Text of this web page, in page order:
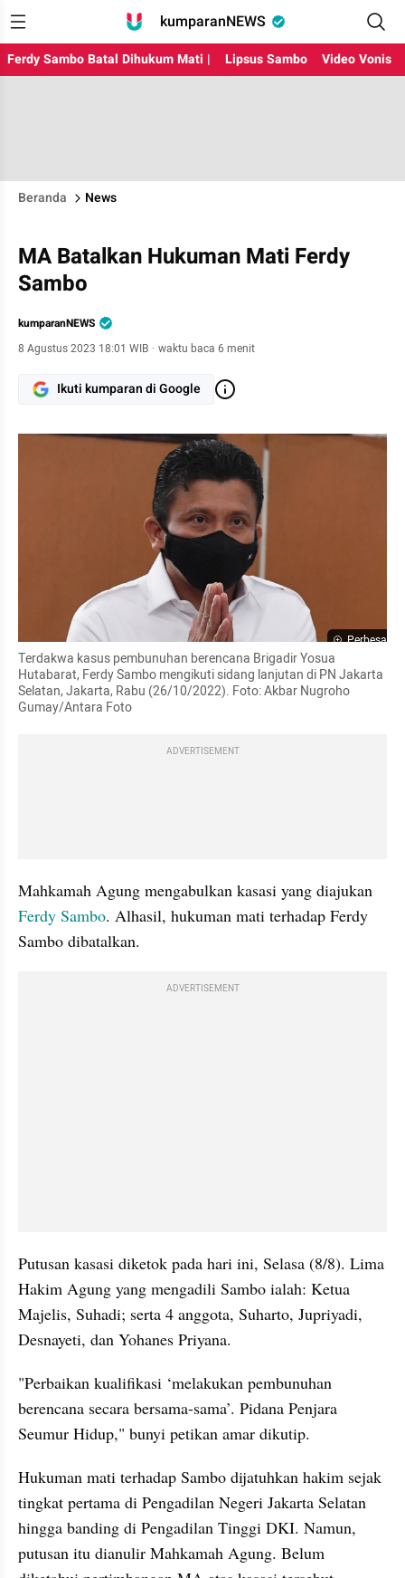
kumparanNEWS
Ferdy Sambo Batal Dihukum Mati | Lipsus Sambo Video Vonis
Beranda News
MA Batalkan Hukuman Mati Ferdy
Sambo
kumparanNEWS
8 Agustus 2023 18:01 WIB · waktu baca 6 menit
Ikuti kumparan di Google
Perbesar
Terdakwa kasus pembunuhan berencana Brigadir Yosua
Hutabarat, Ferdy Sambo mengikuti sidang lanjutan di PN Jakarta
Selatan, Jakarta, Rabu (26/10/2022). Foto: Akbar Nugroho
Gumay/Antara Foto
ADVERTISEMENT
Ferdy Sambo. Alhasil, hukuman mati terhadap Ferdy
Sambo dibatalkan.
ADVERTISEMENT
Putusan kasasi diketok pada hari ini, Selasa (8/8). Lima
Hakim Agung yang mengadili Sambo ialah: Ketua
Majelis, Suhadi; serta 4 anggota, Suharto, Jupriyadi,
Desnayeti, dan Yohanes Priyana.
"Perbaikan kualifikasi ‘melakukan pembunuhan
berencana secara bersama-sama’. Pidana Penjara
Seumur Hidup," bunyi petikan amar dikutip.
Hukuman mati terhadap Sambo dijatuhkan hakim sejak
tingkat pertama di Pengadilan Negeri Jakarta Selatan
hingga banding di Pengadilan Tinggi DKI. Namun,
putusan itu dianulir Mahkamah Agung. Belum